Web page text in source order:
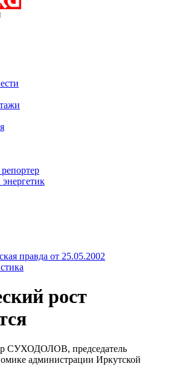
правда от 25.05.2002
рост
СУХОДОЛОВ, председатель
администрации Иркутской